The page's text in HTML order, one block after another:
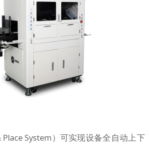
System）可实现设备全自动上下